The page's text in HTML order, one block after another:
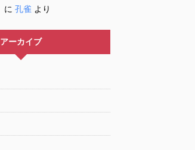
に 孔雀 より
アーカイブ